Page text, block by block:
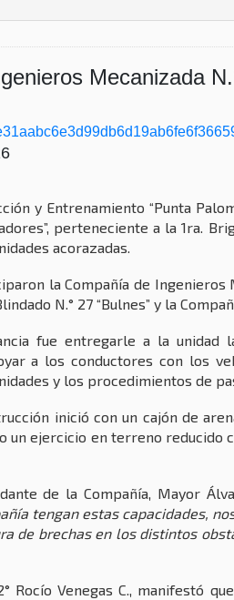
Mecanizada
y Entrenamiento “Punta
perteneciente a la 1ra.
acorazadas.
la Compañía de Ingenieros
N.° 27 “Bulnes” y la
fue entregarle a la unidad
a los conductores con los
y los procedimientos de
inició con un cajón de
un ejercicio en terreno reducido
de la Compañía, Mayor
tengan estas capacidades,
de brechas en los distintos
Rocío Venegas C., manifestó que